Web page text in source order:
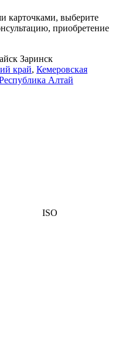
карточками, выберите
приобретение
Заринск
край, Кемеровская
Алтай
ISO